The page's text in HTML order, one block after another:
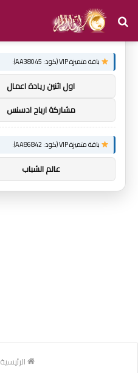
بحث
عن
الرئيسية
توصيات :
باقة متميزة VIP (كود: AA38045):
اول اثنين ريادة اعمال
مشاركة ارباح ادسنس
باقة متميزة VIP (كود: AA86842):
عالم الشباب